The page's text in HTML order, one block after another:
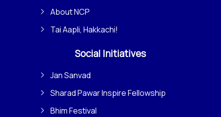
About NCP
Tai Aapli, Hakkachi!
Social Initiatives
Jan Sanvad
Sharad Pawar Inspire Fellowship
Bhim Festival